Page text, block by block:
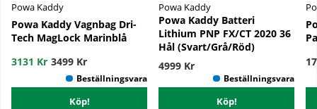
Powa Kaddy
Powa Kaddy Vagnbag Dri-
Tech MagLock Marinblå
3131 Kr 3499 Kr
Köp!
Powa Kaddy
Powa Kaddy Batteri
Lithium PNP FX/CT 2020 36
Hål (Svart/Grå/Röd)
4999 Kr
Köp!